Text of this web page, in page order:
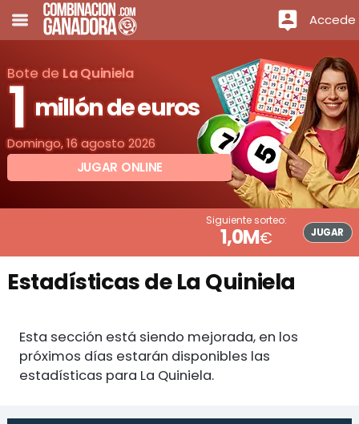
Accede
Bote de La Quiniela
1 millón de euros
Domingo, 16 agosto 2026
JUGAR ONLINE
Siguiente sorteo:
1,0M€ JUGAR
Estadísticas de La Quiniela
Esta sección está siendo mejorada, en los
próximos días estarán disponibles las
estadísticas para La Quiniela.